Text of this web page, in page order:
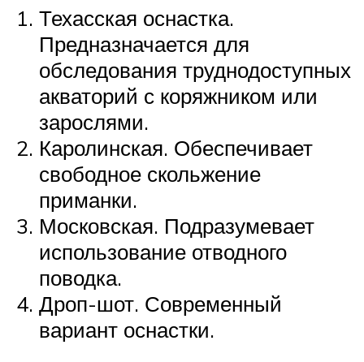
Техасская оснастка.
Предназначается для
обследования труднодоступных
акваторий с коряжником или
зарослями.
Каролинская. Обеспечивает
свободное скольжение
приманки.
Московская. Подразумевает
использование отводного
поводка.
Дроп-шот. Современный
вариант оснастки.